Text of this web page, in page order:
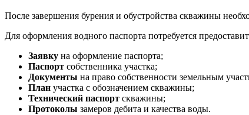
После завершения бурения и обустройства скважины
Для оформления водного паспорта потребуется
Заявку на оформление паспорта;
Паспорт собственника участка;
Документы на право собственности земельным
План участка с обозначением скважины;
Технический паспорт скважины;
Протоколы замеров дебита и качества воды.